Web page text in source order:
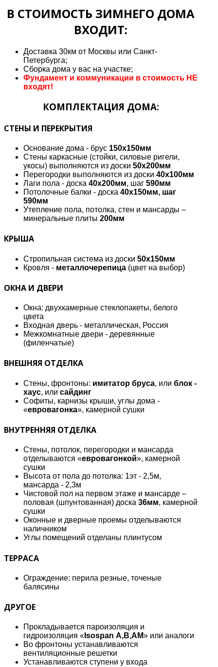
В СТОИМОСТЬ ЗИМНЕГО ДОМА
ВХОДИТ:
Доставка 30км от Москвы или Санкт-
Петербурга;
Сборка дома у вас на участке;
Фундамент и коммуникации в стоимость НЕ
входят!
КОМПЛЕКТАЦИЯ ДОМА:
СТЕНЫ И ПЕРЕКРЫТИЯ
Основание дома - брус 150х150мм
Стены каркасные (стойки, силовые ригели,
укосы) выполняются из доски 50х200мм
Перегородки выполняются из доски 40х100мм
Лаги пола - доска 40х200мм, шаг 590мм
Потолочные балки - доска 40х150мм, шаг
590мм
Утепление пола, потолка, стен и мансарды –
минеральные плиты 200мм
КРЫША
Стропильная система из доски 50х150мм
Кровля - металлочерепица (цвет на выбор)
ОКНА И ДВЕРИ
Окна: двухкамерные стеклопакеты, белого
цвета
Входная дверь - металлическая, Россия
Межкомнатные двери - деревянные
(филенчатые)
ВНЕШНЯЯ ОТДЕЛКА
Стены, фронтоны: имитатор бруса, или блок -
хаус, или сайдинг
Софиты, карнизы крыши, углы дома -
«евровагонка», камерной сушки
ВНУТРЕННЯЯ ОТДЕЛКА
Стены, потолок, перегородки и мансарда
отделываются «евровагонкой», камерной
сушки
Высота от пола до потолка: 1эт - 2,5м,
мансарда - 2,3м
Чистовой пол на первом этаже и мансарде –
половая (шпунтованная) доска 36мм, камерной
сушки
Оконные и дверные проемы отделываются
наличником
Углы помещений отделаны плинтусом
ТЕРРАСА
Ограждение: перила резные, точеные
балясины
ДРУГОЕ
Прокладывается пароизоляция и
гидроизоляция « Isospan А,В,АМ» или аналоги
Во фронтоны устанавливаются
вентиляционные решетки
Устанавливаются ступени у входа